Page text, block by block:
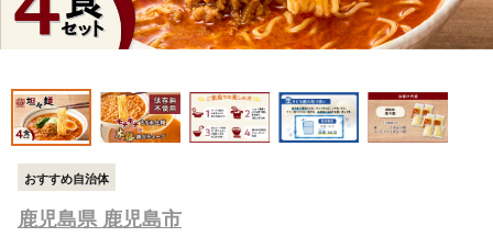
おすすめ自治体
鹿児島県 鹿児島市